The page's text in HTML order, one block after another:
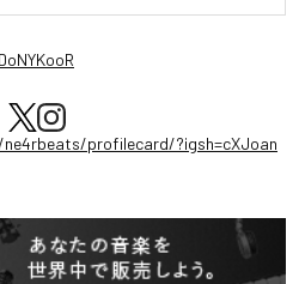
DoNYKooR
profilecard/?igsh=cXJoan